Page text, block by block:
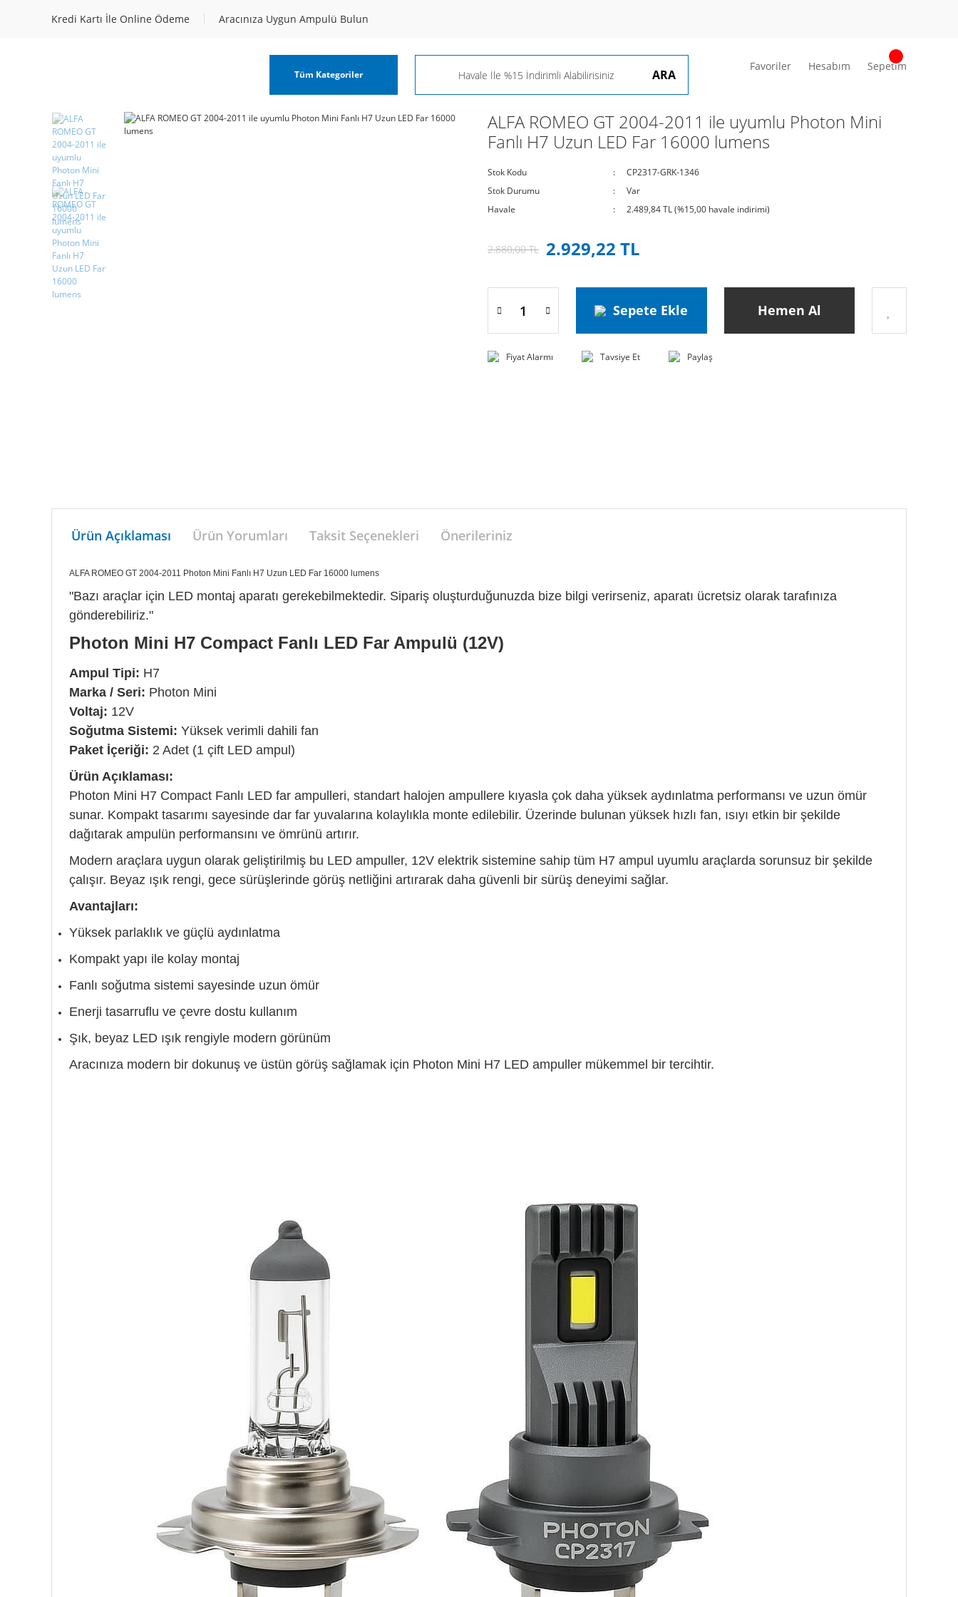
Kredi Kartı İle Online Ödeme Aracınıza Uygun Ampulü Bulun
Tüm Kategoriler ARA
Favoriler Hesabım Sepetim
ALFA ROMEO GT 2004-2011 ile uyumlu Photon Mini
Fanlı H7 Uzun LED Far 16000 lumens
Stok Kodu
CP2317-GRK-1346
Stok Durumu
Var
Havale
2.489,84 TL (%15,00 havale indirimi)
2.880,00 TL 2.929,22 TL
Sepete Ekle Hemen Al
Fiyat Alarmı Tavsiye Et Paylaş
Ürün Açıklaması Ürün Yorumları Taksit Seçenekleri Önerileriniz
ALFA ROMEO GT 2004-2011 Photon Mini Fanlı H7 Uzun LED Far 16000 lumens
"Bazı araçlar için LED montaj aparatı gerekebilmektedir. Sipariş oluşturduğunuzda bize bilgi verirseniz, aparatı ücretsiz olarak tarafınıza
gönderebiliriz."
Photon Mini H7 Compact Fanlı LED Far Ampulü (12V)
Ampul Tipi: H7
Marka / Seri: Photon Mini
Voltaj: 12V
Soğutma Sistemi: Yüksek verimli dahili fan
Paket İçeriği: 2 Adet (1 çift LED ampul)
Ürün Açıklaması:
Photon Mini H7 Compact Fanlı LED far ampulleri, standart halojen ampullere kıyasla çok daha yüksek aydınlatma performansı ve uzun ömür
sunar. Kompakt tasarımı sayesinde dar far yuvalarına kolaylıkla monte edilebilir. Üzerinde bulunan yüksek hızlı fan, ısıyı etkin bir şekilde
dağıtarak ampulün performansını ve ömrünü artırır.
Modern araçlara uygun olarak geliştirilmiş bu LED ampuller, 12V elektrik sistemine sahip tüm H7 ampul uyumlu araçlarda sorunsuz bir şekilde
çalışır. Beyaz ışık rengi, gece sürüşlerinde görüş netliğini artırarak daha güvenli bir sürüş deneyimi sağlar.
Avantajları:
Yüksek parlaklık ve güçlü aydınlatma
Kompakt yapı ile kolay montaj
Fanlı soğutma sistemi sayesinde uzun ömür
Enerji tasarruflu ve çevre dostu kullanım
Şık, beyaz LED ışık rengiyle modern görünüm
Aracınıza modern bir dokunuş ve üstün görüş sağlamak için Photon Mini H7 LED ampuller mükemmel bir tercihtir.